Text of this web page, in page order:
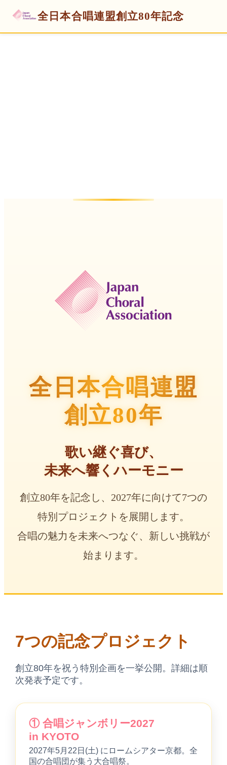
全日本合唱連盟創立80年記念
全日本合唱連盟
創立80年
歌い継ぐ喜び、
未来へ響くハーモニー
創立80年を記念し、2027年に向けて7つの
特別プロジェクトを展開します。
合唱の魅力を未来へつなぐ、新しい挑戦が
始まります。
7つの記念プロジェクト
創立80年を祝う特別企画を一挙公開。詳細は順
次発表予定です。
① 合唱ジャンボリー2027
in KYOTO
2027年5月22日(土) にロームシアター京都。全
国の合唱団が集う大合唱祭。